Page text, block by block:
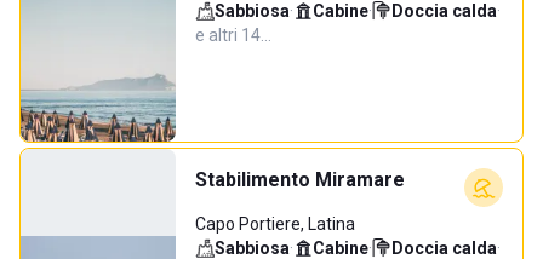
Sabbiosa· Cabine· Doccia calda·
e altri 14…
Stabilimento Miramare
Capo Portiere, Latina
Sabbiosa· Cabine· Doccia calda·